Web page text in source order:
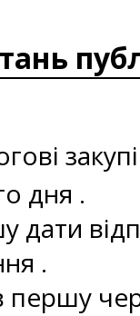
дня .
дати
.